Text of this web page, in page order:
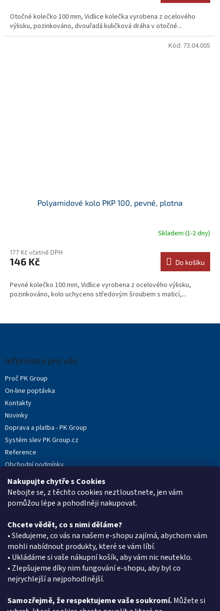
Nakupujte chytře s Cookies
Nebojte se, z těchto cookies neztloustnete, jen vám
pomůžou lépe a pohodlněji nakupovat.
Chcete vědět, co s nimi děláme?
• Sledujeme, co vás na našem e-shopu zajímá, abychom vám
mohli nabídnout produkty, které se vám líbí.
• Ukládáme si vaše nákupní košík, aby vám nic neuteklo.
• Zlepšujeme díky nim fungování e-shopu, aby byl co
nejrychlejší a nejpohodlnější.
Samozřejmě, že respektujeme vaše soukromí.Můžete si
Otočné kolečko 100 mm, Vidlice kolečka vyrobena z ocelového
výlisku, pozinkováno, dvouřadá kuličková dráha v otočné...
Polyamidové kolo PKP 100, pevné, plotna
Skladem (1-2 dny)
177 Kč včetně DPH
146 Kč Do košíku
Pevné kolečko 100 mm, Vidlice vyrobena z ocelového výlisku,
pozinkováno, kolo uchyceno středovým šroubem s maticí,...
Kód: 73.04.005
Informace pro vás
Proč PK Group
On-line poptávka
Kontakty
Novinky
Doprava a platba - PK Group
Systém slev PK Group.cz
Reference
Obchodní podmínky
Podmínky ochrany osobních údajů
Reklamační protokol
Kontakt
eshop@pkgroup.cz
+420603331993
+420734621131